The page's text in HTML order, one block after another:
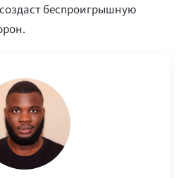
беспроигрышную